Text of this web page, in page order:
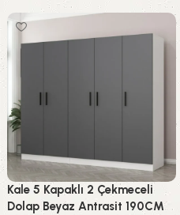
Kale 5 Kapaklı 2 Çekmeceli
Dolap Beyaz Antrasit 190CM